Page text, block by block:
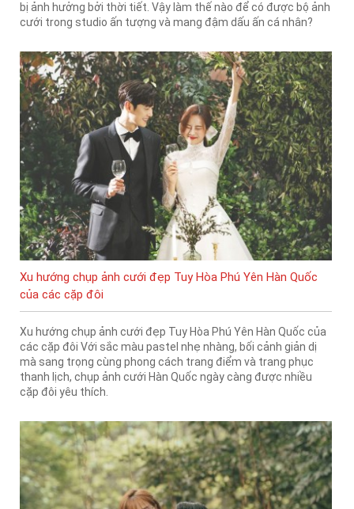
bị ảnh hưởng bởi thời tiết. Vậy làm thế nào để có được bộ ảnh
cưới trong studio ấn tượng và mang đậm dấu ấn cá nhân?
Xu hướng chụp ảnh cưới đẹp Tuy Hòa Phú Yên Hàn Quốc
của các cặp đôi
Xu hướng chụp ảnh cưới đẹp Tuy Hòa Phú Yên Hàn Quốc của
các cặp đôi Với sắc màu pastel nhẹ nhàng, bối cảnh giản dị
mà sang trọng cùng phong cách trang điểm và trang phục
thanh lịch, chụp ảnh cưới Hàn Quốc ngày càng được nhiều
cặp đôi yêu thích.